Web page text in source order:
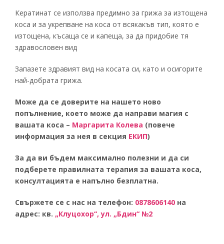
Кератинат се използва предимно за грижа за изтощена
коса и за укрепване на коса от всякакъв тип, която е
изтощена, късаща се и капеща, за да придобие тя
здравословен вид
Запазете здравият вид на косата си, като и осигорите
най-добрата грижа.
Може да се доверите на нашето ново
попълнение, което може да направи магия с
вашата коса – Маргарита Колева (повече
информация за нея в секция ЕКИП)
За да ви бъдем максимално полезни и да си
подберете правилната терапия за вашата коса,
консултацията е напълно безплатна.
Свържете се с нас на телефон: 0878606140 на
адрес: кв. „Клуцохор“, ул. „Бдин“ №2